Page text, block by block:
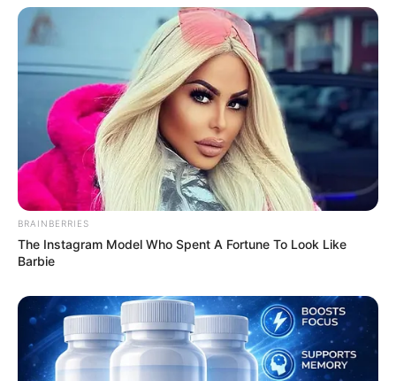
BRAINBERRIES
The Instagram Model Who Spent A Fortune To Look Like
Barbie